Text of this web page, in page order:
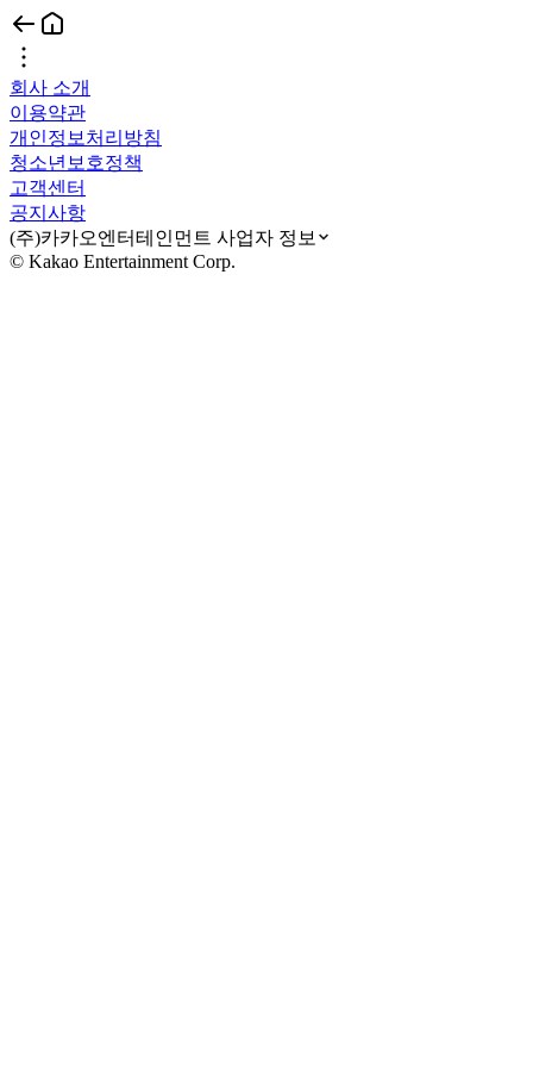
회사 소개
이용약관
개인정보처리방침
청소년보호정책
고객센터
공지사항
(주)카카오엔터테인먼트 사업자 정보
© Kakao Entertainment Corp.